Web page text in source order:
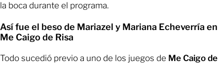
la boca durante el programa.
Así fue el beso de Mariazel y Mariana Echeverría en
Me Caigo de Risa
Todo sucedió previo a uno de los juegos de Me Caigo de